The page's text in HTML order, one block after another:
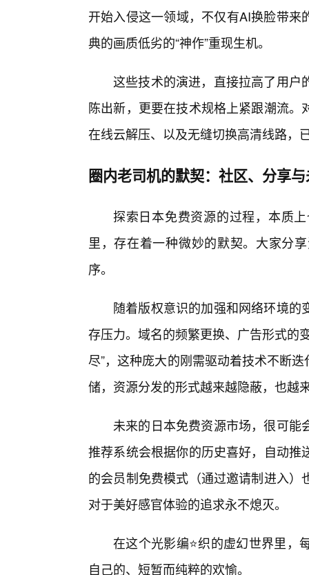
开始入侵这一领域，不仅有AI换脸带
典的画质低劣的“神作”重现生机。
这些技术的演进，直接拉高了用户
陈出新，更要在技术规格上紧跟潮流
在线云解压、以及无缝切换高清线路，
圈内老司机的默契：社区、分享
探索日本免费资源的过程，本质
里，存在着一种微妙的默契。大家分
序。
随着版权意识的加强和网络环境
存压力。域名的频繁更换、广告形式的
尽”，这种庞大的刚需驱动着技术不断
储，资源分发的形式越来越隐蔽，也越
未来的日本免费资源市场，很可
推荐系统会根据你的历史喜好，自动
的会员制免费模式（通过邀请制进入
对于美好感官体验的追求永不熄灭。
在这个光影编⭐织的虚幻世界里，
自己的、短暂而纯粹的欢愉。